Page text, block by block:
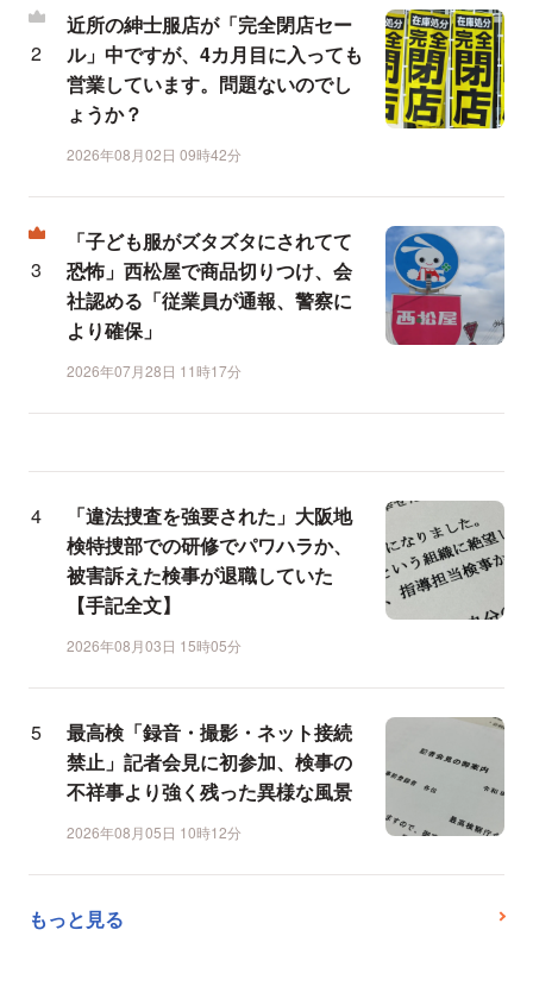
近所の紳士服店が「完全閉店セー
ル」中ですが、4カ月目に入っても
営業しています。問題ないのでし
ょうか？
2026年08月02日 09時42分
「子ども服がズタズタにされてて
恐怖」西松屋で商品切りつけ、会
社認める「従業員が通報、警察に
より確保」
2026年07月28日 11時17分
「違法捜査を強要された」大阪地
検特捜部での研修でパワハラか、
被害訴えた検事が退職していた
【手記全文】
2026年08月03日 15時05分
最高検「録音・撮影・ネット接続
禁止」記者会見に初参加、検事の
不祥事より強く残った異様な風景
2026年08月05日 10時12分
もっと見る